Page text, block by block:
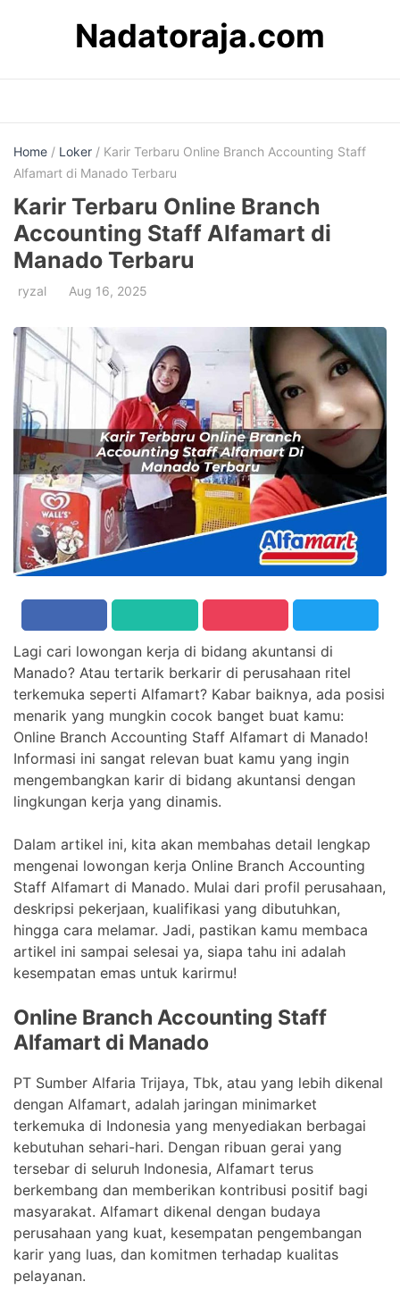
Nadatoraja.com
Home / Loker / Karir Terbaru Online Branch Accounting Staff
Alfamart di Manado Terbaru
Karir Terbaru Online Branch
Accounting Staff Alfamart di
Manado Terbaru
ryzal Aug 16, 2025
Lagi cari lowongan kerja di bidang akuntansi di
Manado? Atau tertarik berkarir di perusahaan ritel
terkemuka seperti Alfamart? Kabar baiknya, ada posisi
menarik yang mungkin cocok banget buat kamu:
Online Branch Accounting Staff Alfamart di Manado!
Informasi ini sangat relevan buat kamu yang ingin
mengembangkan karir di bidang akuntansi dengan
lingkungan kerja yang dinamis.
Dalam artikel ini, kita akan membahas detail lengkap
mengenai lowongan kerja Online Branch Accounting
Staff Alfamart di Manado. Mulai dari profil perusahaan,
deskripsi pekerjaan, kualifikasi yang dibutuhkan,
hingga cara melamar. Jadi, pastikan kamu membaca
artikel ini sampai selesai ya, siapa tahu ini adalah
kesempatan emas untuk karirmu!
Online Branch Accounting Staff
Alfamart di Manado
PT Sumber Alfaria Trijaya, Tbk, atau yang lebih dikenal
dengan Alfamart, adalah jaringan minimarket
terkemuka di Indonesia yang menyediakan berbagai
kebutuhan sehari-hari. Dengan ribuan gerai yang
tersebar di seluruh Indonesia, Alfamart terus
berkembang dan memberikan kontribusi positif bagi
masyarakat. Alfamart dikenal dengan budaya
perusahaan yang kuat, kesempatan pengembangan
karir yang luas, dan komitmen terhadap kualitas
pelayanan.